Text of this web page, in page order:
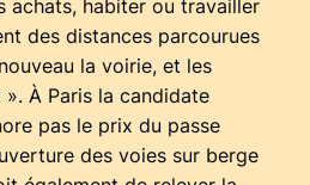
achats, habiter ou travailler
des distances parcourues
la voirie, et les
À Paris la candidate
pas le prix du passe
des voies sur berge